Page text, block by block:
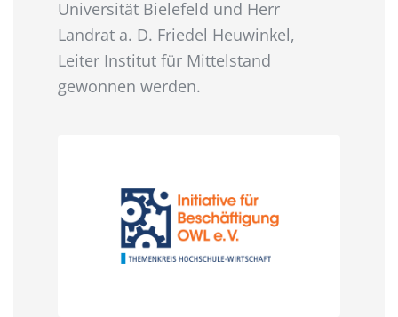
Universität Bielefeld und Herr
Landrat a. D. Friedel Heuwinkel,
Leiter Institut für Mittelstand
gewonnen werden.